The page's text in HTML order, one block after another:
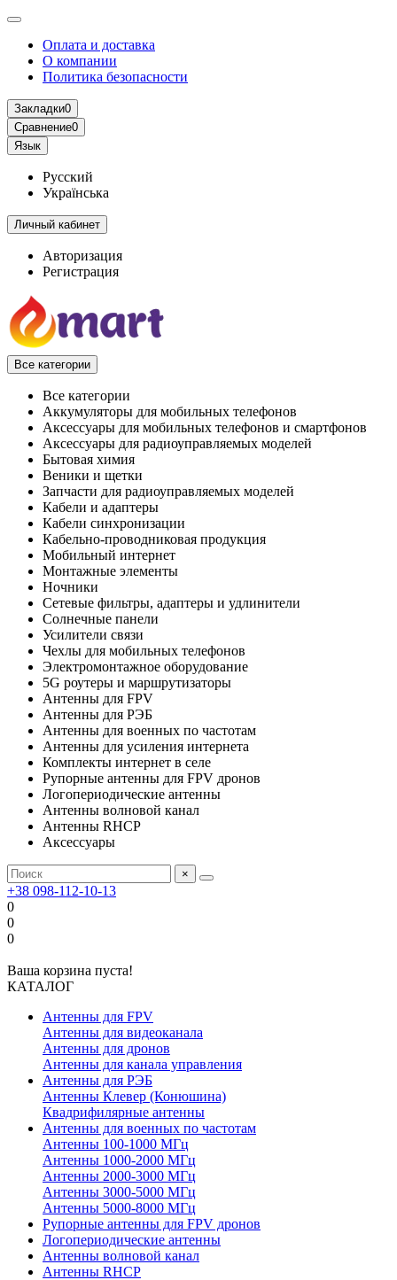
Оплата и доставка
О компании
Политика безопасности
Закладки0
Сравнение0
Язык
Русский
Українська
Личный кабинет
Авторизация
Регистрация
Все категории
Все категории
Аккумуляторы для мобильных телефонов
Аксессуары для мобильных телефонов и смартфонов
Аксессуары для радиоуправляемых моделей
Бытовая химия
Веники и щетки
Запчасти для радиоуправляемых моделей
Кабели и адаптеры
Кабели синхронизации
Кабельно-проводниковая продукция
Мобильный интернет
Монтажные элементы
Ночники
Сетевые фильтры, адаптеры и удлинители
Солнечные панели
Усилители связи
Чехлы для мобильных телефонов
Электромонтажное оборудование
5G роутеры и маршрутизаторы
Антенны для FPV
Антенны для РЭБ
Антенны для военных по частотам
Антенны для усиления интернета
Комплекты интернет в селе
Рупорные антенны для FPV дронов
Логопериодические антенны
Антенны волновой канал
Антенны RHCP
Аксессуары
×
+38 098-112-10-13
0
0
0
Ваша корзина пуста!
КАТАЛОГ
Антенны для FPV
Антенны для видеоканала
Антенны для дронов
Антенны для канала управления
Антенны для РЭБ
Антенны Клевер (Конюшина)
Квадрифилярные антенны
Антенны для военных по частотам
Антенны 100-1000 МГц
Антенны 1000-2000 МГц
Антенны 2000-3000 МГц
Антенны 3000-5000 МГц
Антенны 5000-8000 МГц
Рупорные антенны для FPV дронов
Логопериодические антенны
Антенны волновой канал
Антенны RHCP